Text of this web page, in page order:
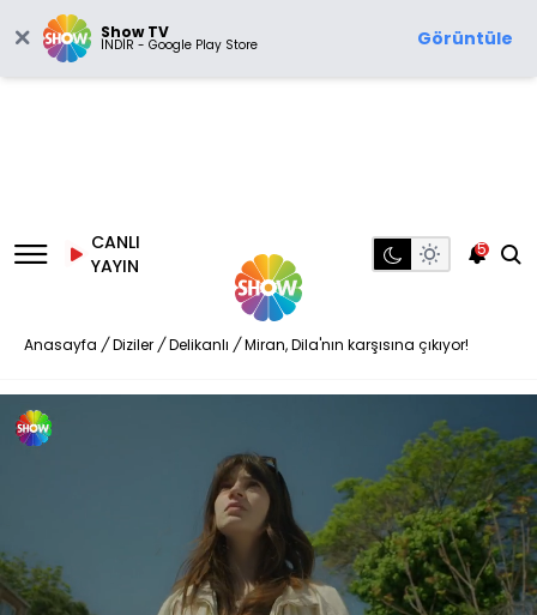
Show TV
İNDİR - Google Play Store Görüntüle
CANLI
YAYIN
5
Anasayfa / Diziler / Delikanlı / Miran, Dila'nın karşısına çıkıyor!